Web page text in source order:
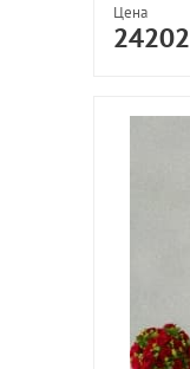
Цена
24202